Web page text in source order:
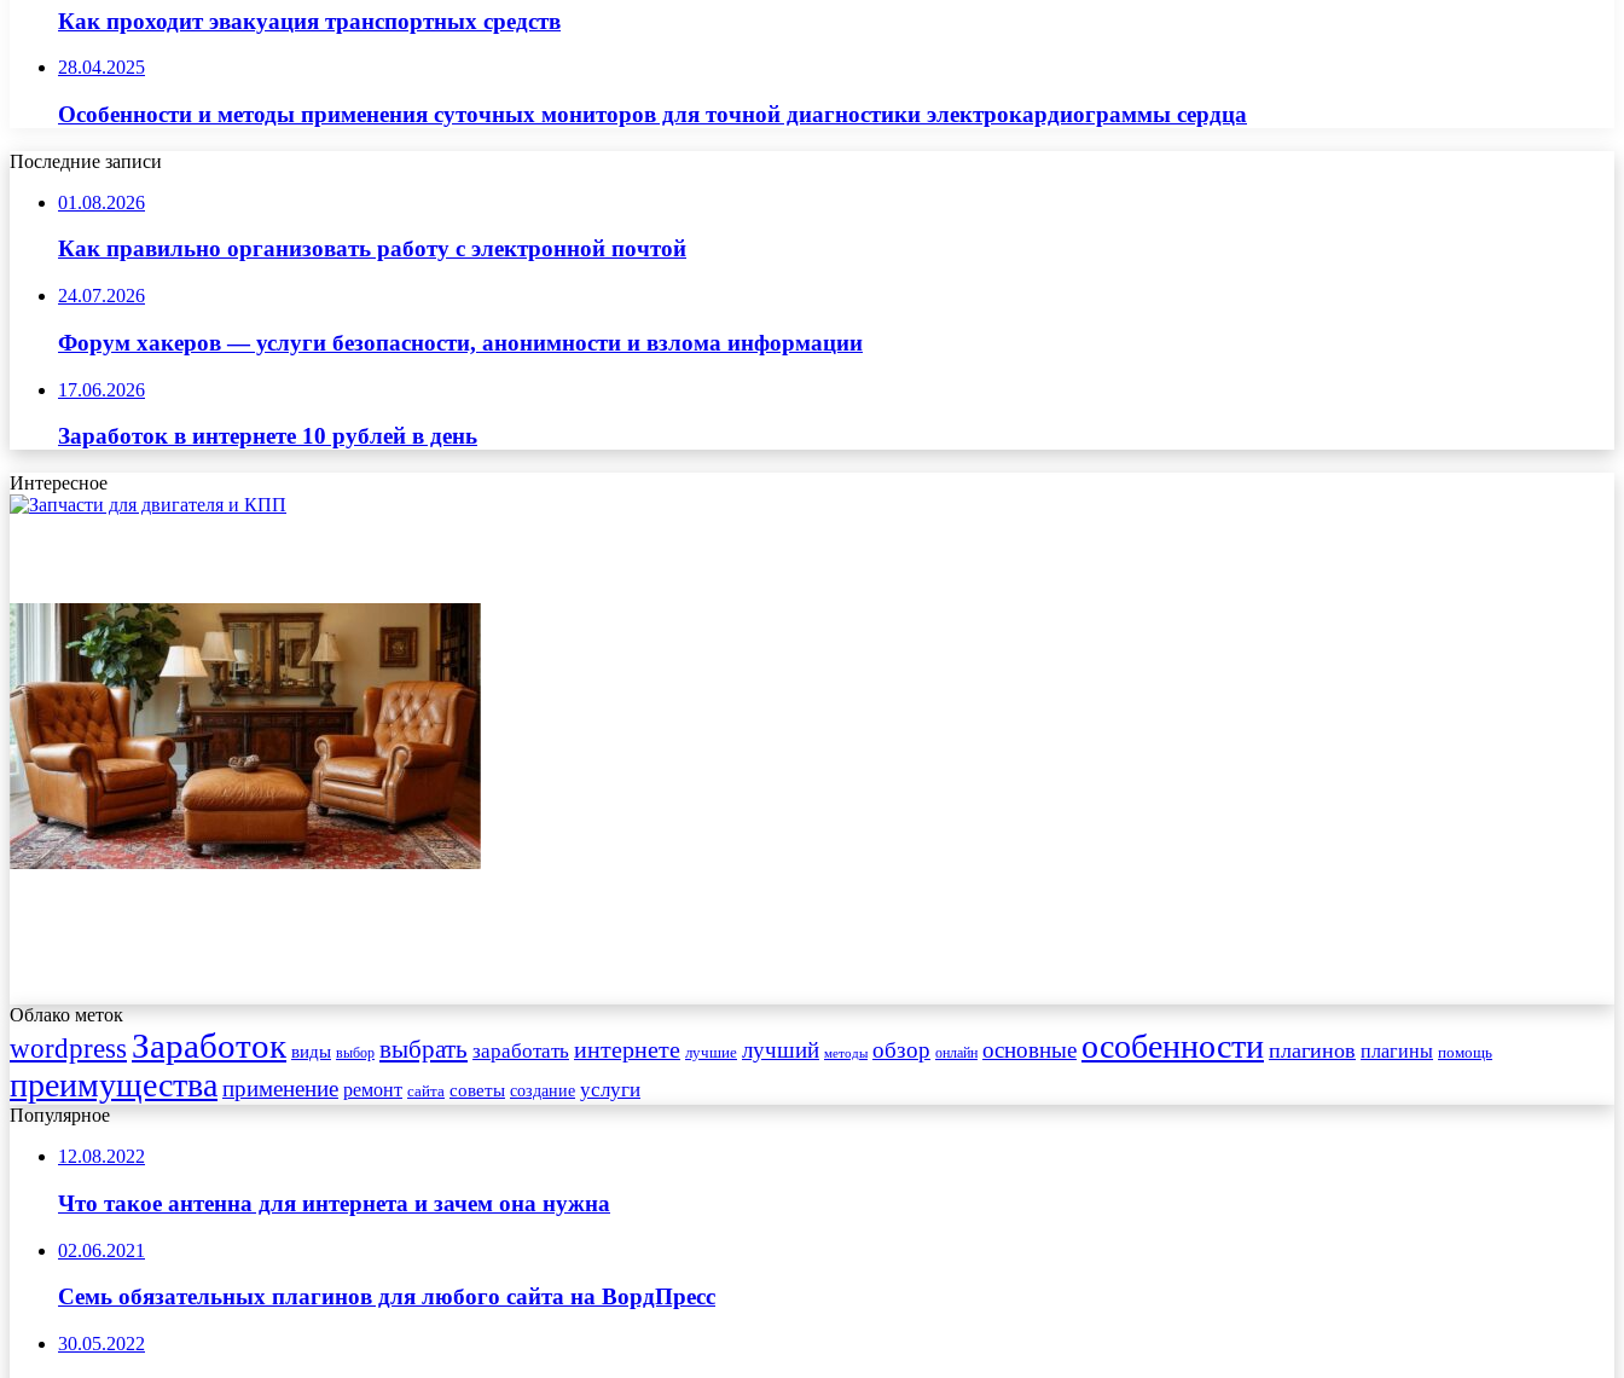
Как проходит эвакуация транспортных средств
28.04.2025
Особенности и методы применения суточных мониторов для точной диагностики электрокардиограммы сердца
Последние записи
01.08.2026
Как правильно организовать работу с электронной почтой
24.07.2026
Форум хакеров — услуги безопасности, анонимности и взлома информации
17.06.2026
Заработок в интернете 10 рублей в день
Интересное
Облако меток
wordpress Заработок виды выбор выбрать заработать интернете лучшие лучший методы обзор онлайн основные особенности плагинов плагины помощь
преимущества применение ремонт сайта советы создание услуги
Популярное
12.08.2022
Что такое антенна для интернета и зачем она нужна
02.06.2021
Семь обязательных плагинов для любого сайта на ВордПресс
30.05.2022